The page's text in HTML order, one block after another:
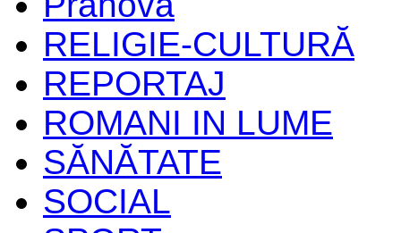
RELIGIE-CULTURĂ
REPORTAJ
ROMANI IN LUME
SĂNĂTATE
SOCIAL